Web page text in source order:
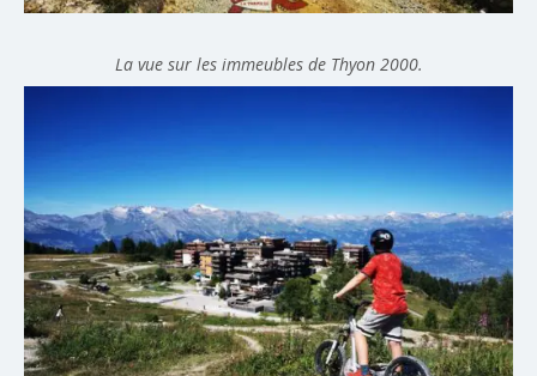
La vue sur les immeubles de Thyon 2000.